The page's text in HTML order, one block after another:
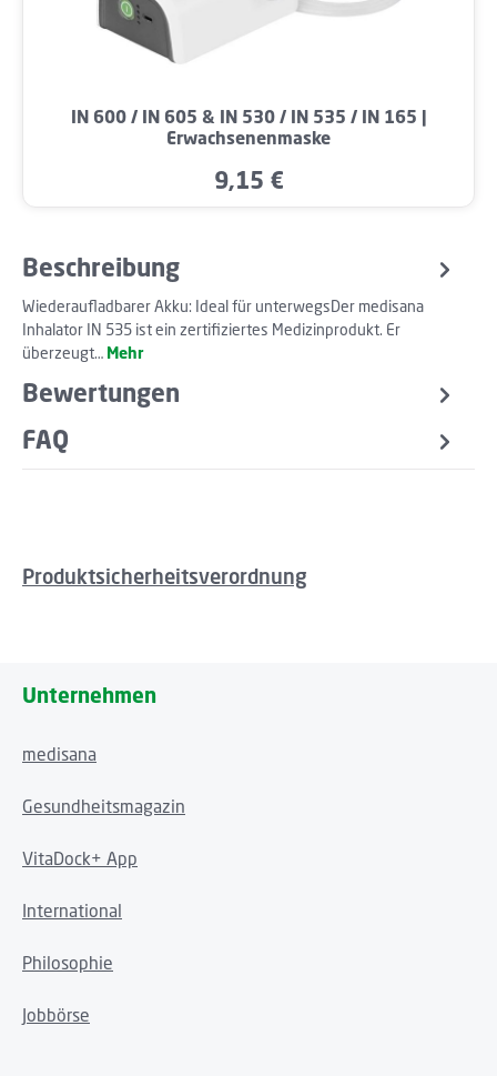
IN 600 / IN 605 & IN 530 / IN 535 / IN 165 |
Erwachsenenmaske
Regulärer Preis:
9,15 €
Beschreibung
Wiederaufladbarer Akku: Ideal für unterwegsDer medisana
Inhalator IN 535 ist ein zertifiziertes Medizinprodukt. Er
überzeugt… Mehr
Bewertungen
FAQ
Produktsicherheitsverordnung
Unternehmen
medisana
Gesundheitsmagazin
VitaDock+ App
International
Philosophie
Jobbörse